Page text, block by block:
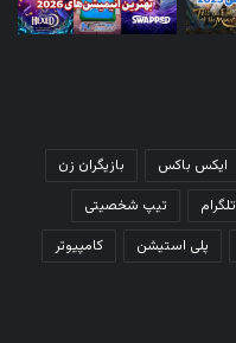
ایکس باکس
بازیگران زن
تلگرام
تیپ شخصیتی
پلی استیشن
کامپیوتر